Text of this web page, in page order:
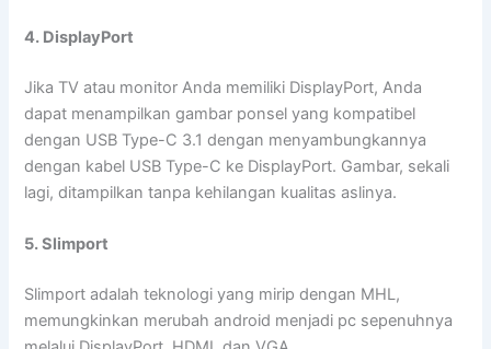
4. DisplayPort
Jika TV atau monitor Anda memiliki DisplayPort, Anda
dapat menampilkan gambar ponsel yang kompatibel
dengan USB Type-C 3.1 dengan menyambungkannya
dengan kabel USB Type-C ke DisplayPort. Gambar, sekali
lagi, ditampilkan tanpa kehilangan kualitas aslinya.
5. Slimport
Slimport adalah teknologi yang mirip dengan MHL,
memungkinkan merubah android menjadi pc sepenuhnya